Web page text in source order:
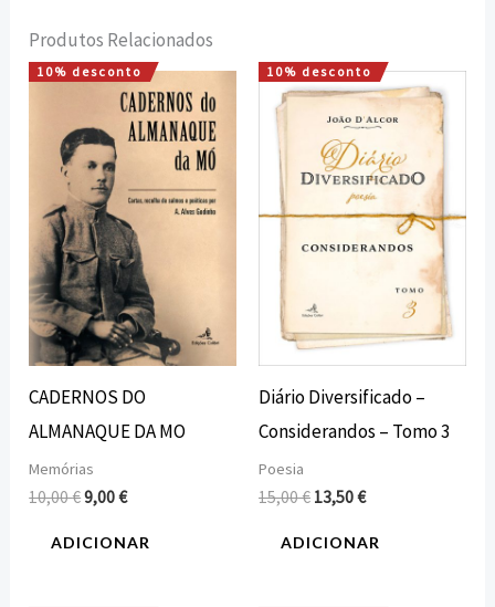
Produtos Relacionados
10% desconto
CADERNOS DO
ALMANAQUE DA MO
Memórias
10,00€
O
preço
original
era:
10,00 €.
9,00€
O
preço
atual
é:
ADICIONAR
10% desconto
Diário Diversificado –
Considerandos – Tomo 3
Poesia
15,00€
O
preço
original
era:
15,00 €.
13,50€
O
preço
atual
13,50 €.
ADICIONAR